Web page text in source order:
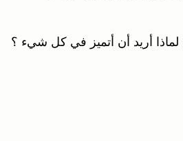
أريد أن أتميز في كل شيء ؟